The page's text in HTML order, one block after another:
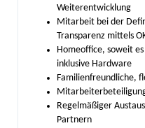
Weiterentwicklung
Mitarbeit bei der
Transparenz mittels
Homeoffice, soweit
inklusive Hardware
Familienfreundliche,
Regelmäßiger
Partnern